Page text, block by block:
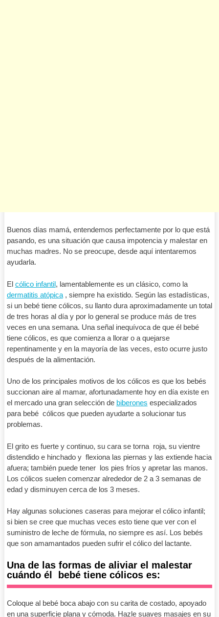
Buenos días mamá, entendemos perfectamente por lo que está
pasando, es una situación que causa impotencia y malestar en
muchas madres. No se preocupe, desde aquí intentaremos
ayudarla.
El cólico infantil, lamentablemente es un clásico, como la
dermatitis atópica, siempre ha existido. Según las estadísticas,
si un bebé tiene cólicos, su llanto dura aproximadamente un total
de tres horas al día y por lo general se produce más de tres
veces en una semana. Una señal inequívoca de que él bebé
tiene cólicos, es que comienza a llorar o a quejarse
repentinamente y en la mayoría de las veces, esto ocurre justo
después de la alimentación.
Uno de los principales motivos de los cólicos es que los bebés
succionan aire al mamar, afortunadamente hoy en día existe en
el mercado una gran selección de biberones especializados
para bebé cólicos que pueden ayudarte a solucionar tus
problemas.
El grito es fuerte y continuo, su cara se torna roja, su vientre
distendido e hinchado y flexiona las piernas y las extiende hacia
afuera; también puede tener los pies fríos y apretar las manos.
Los cólicos suelen comenzar alrededor de 2 a 3 semanas de
edad y disminuyen cerca de los 3 meses.
Hay algunas soluciones caseras para mejorar el cólico infantil;
si bien se cree que muchas veces esto tiene que ver con el
suministro de leche de fórmula, no siempre es así. Los bebés
que son amamantados pueden sufrir el cólico del lactante.
Una de las formas de aliviar el malestar
cuándo él bebé tiene cólicos es:
Coloque al bebé boca abajo con su carita de costado, apoyado
en una superficie plana y cómoda. Hazle suaves masajes en su